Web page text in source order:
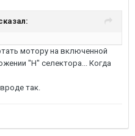
мотору на включенной
"Н" селектора... Когда
так.